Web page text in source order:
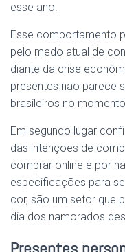
esse ano.
Esse comportamento
pelo medo atual de
diante da crise
presentes não parece
brasileiros no
Em segundo lugar
das intenções de
comprar online e por
especificações para
cor, são um setor que
dia dos namorados